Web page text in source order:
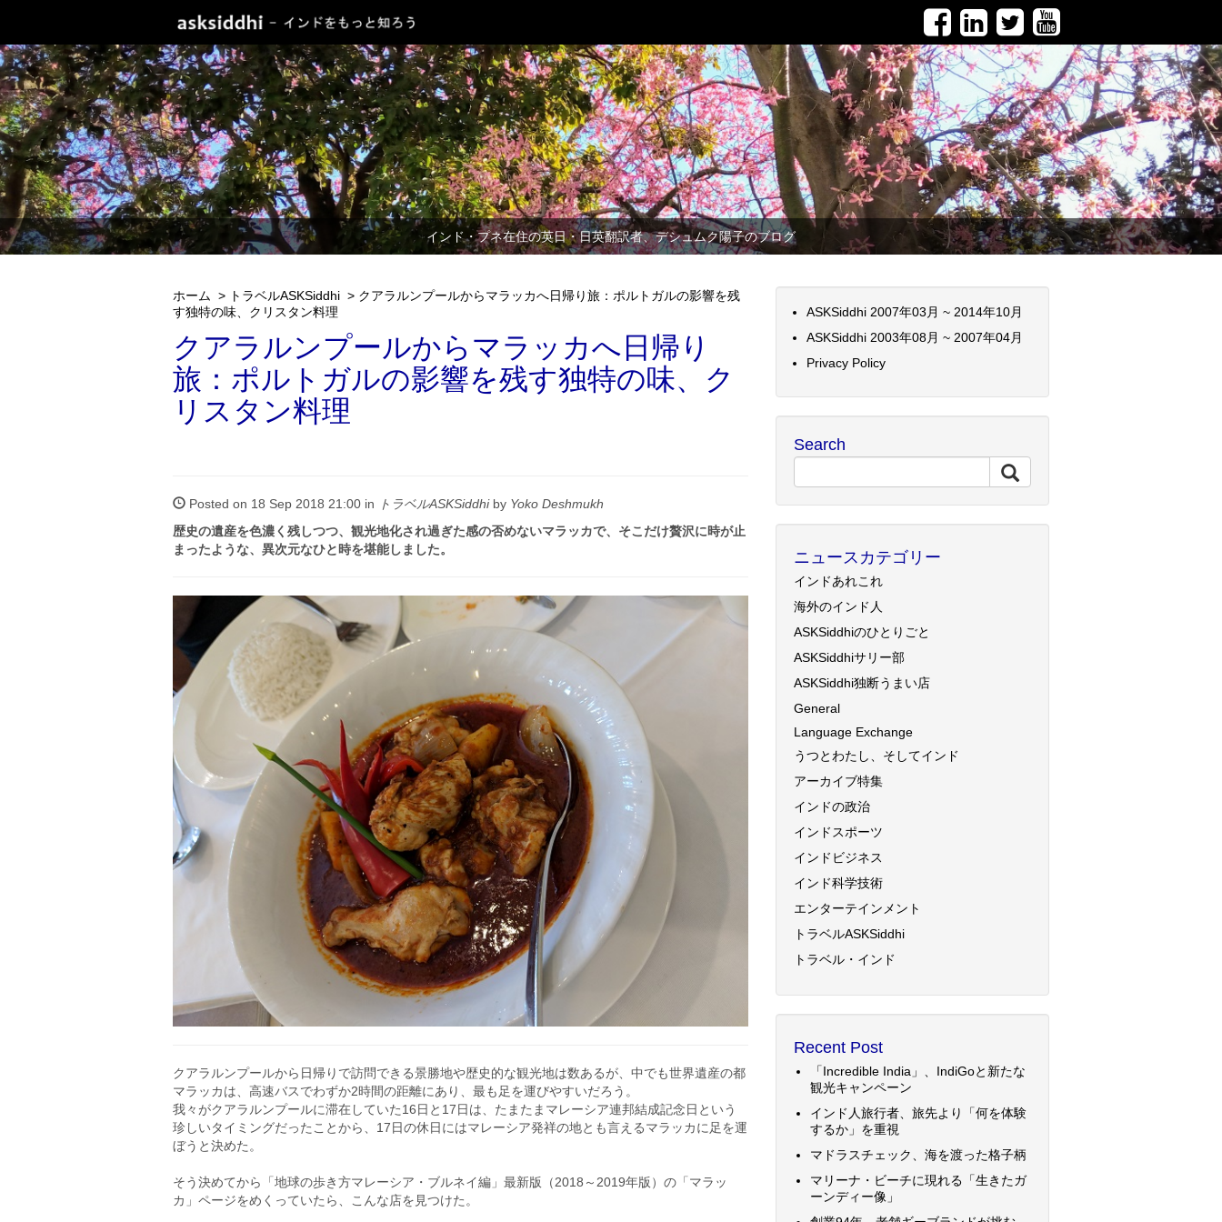
インド・プネ在住の英日・日英翻訳者、デシュムク陽子のブログ
ホーム > トラベルASKSiddhi > クアラルンプールからマラッカへ日帰り旅：ポルトガルの影響を残
す独特の味、クリスタン料理
クアラルンプールからマラッカへ日帰り
旅：ポルトガルの影響を残す独特の味、ク
リスタン料理
Posted on 18 Sep 2018 21:00 in トラベルASKSiddhiby Yoko Deshmukh
歴史の遺産を色濃く残しつつ、観光地化され過ぎた感の否めないマラッカで、そこだけ贅沢に時が止
まったような、異次元なひと時を堪能しました。
クアラルンプールから日帰りで訪問できる景勝地や歴史的な観光地は数あるが、中でも世界遺産の都
マラッカは、高速バスでわずか2時間の距離にあり、最も足を運びやすいだろう。
我々がクアラルンプールに滞在していた16日と17日は、たまたまマレーシア連邦結成記念日という
珍しいタイミングだったことから、17日の休日にはマレーシア発祥の地とも言えるマラッカに足を運
ぼうと決めた。
そう決めてから「地球の歩き方マレーシア・ブルネイ編」最新版（2018～2019年版）の「マラッ
カ」ページをめくっていたら、こんな店を見つけた。
ASKSiddhi 2007年03月 ~ 2014年10月
ASKSiddhi 2003年08月 ~ 2007年04月
Privacy Policy
Search
ニュースカテゴリー
インドあれこれ
海外のインド人
ASKSiddhiのひとりごと
ASKSiddhiサリー部
ASKSiddhi独断うまい店
General
Language Exchange
うつとわたし、そしてインド
アーカイブ特集
インドの政治
インドスポーツ
インドビジネス
インド科学技術
エンターテインメント
トラベルASKSiddhi
トラベル・インド
Recent Post
「Incredible India」、IndiGoと新たな
観光キャンペーン
インド人旅行者、旅先より「何を体験
するか」を重視
マドラスチェック、海を渡った格子柄
マリーナ・ビーチに現れる「生きたガ
ーンディー像」